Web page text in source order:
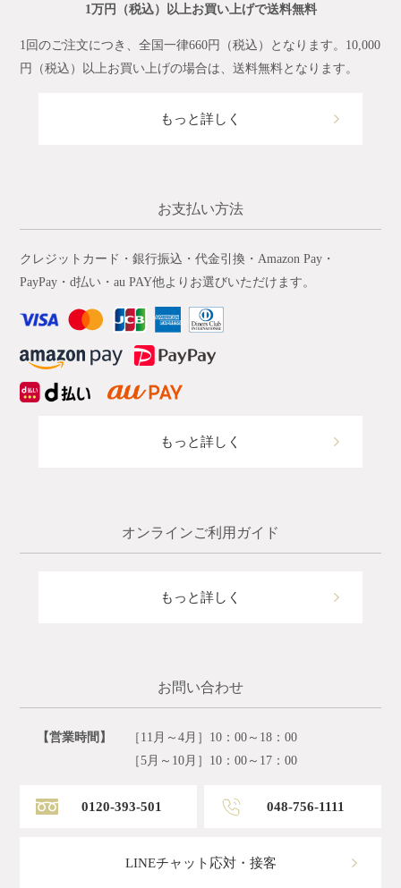
1万円（税込）以上お買い上げで送料無料
1回のご注文につき、全国一律660円（税込）となります。10,000
円（税込）以上お買い上げの場合は、送料無料となります。
もっと詳しく
お支払い方法
クレジットカード・銀行振込・代金引換・Amazon Pay・
PayPay・d払い・au PAY他よりお選びいただけます。
もっと詳しく
オンラインご利用ガイド
もっと詳しく
お問い合わせ
【営業時間】
［11月～4月］10：00～18：00
［5月～10月］10：00～17：00
0120-393-501 048-756-1111
LINEチャット応対・接客